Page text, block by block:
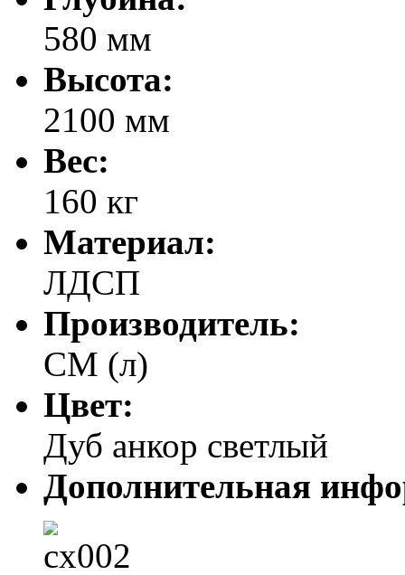
580 мм
Высота:
2100 мм
Вес:
160 кг
Материал:
ЛДСП
Производитель:
СМ (л)
Цвет:
Дуб анкор светлый
Дополнительная